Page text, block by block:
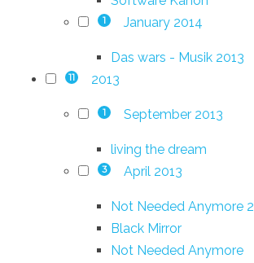
1 January 2014
Das wars - Musik 2013
11 2013
1 September 2013
living the dream
3 April 2013
Not Needed Anymore 2
Black Mirror
Not Needed Anymore